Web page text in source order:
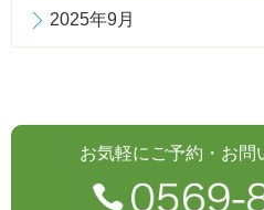
2025年9月
お気軽にご予約・お問